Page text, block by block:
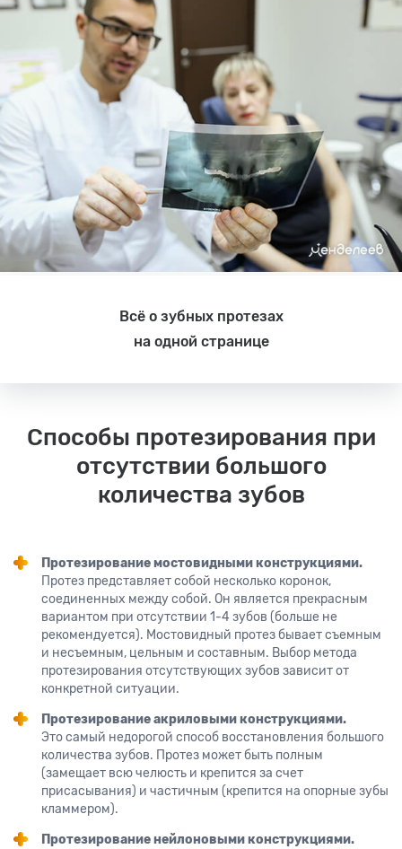
Всё о зубных протезах
на одной странице
Способы протезирования при
отсутствии большого
количества зубов
Протезирование мостовидными конструкциями.
Протез представляет собой несколько коронок,
соединенных между собой. Он является прекрасным
вариантом при отсутствии 1-4 зубов (больше не
рекомендуется). Мостовидный протез бывает съемным
и несъемным, цельным и составным. Выбор метода
протезирования отсутствующих зубов зависит от
конкретной ситуации.
Протезирование акриловыми конструкциями.
Это самый недорогой способ восстановления большого
количества зубов. Протез может быть полным
(замещает всю челюсть и крепится за счет
присасывания) и частичным (крепится на опорные зубы
кламмером).
Протезирование нейлоновыми конструкциями.